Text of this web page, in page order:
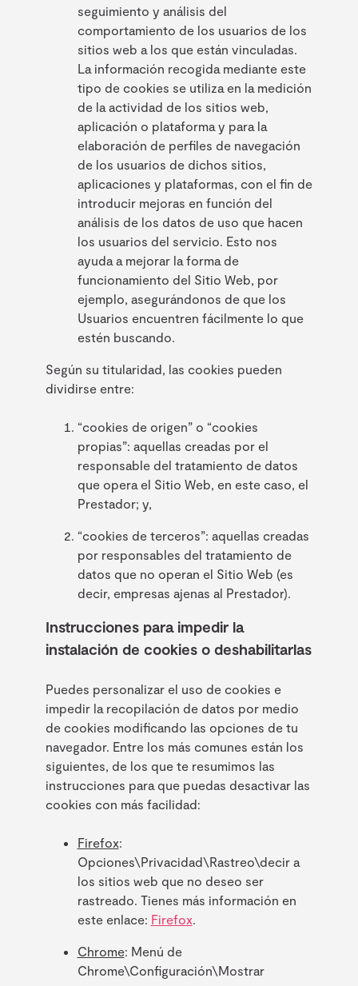
seguimiento y análisis del
comportamiento de los usuarios de los
sitios web a los que están vinculadas.
La información recogida mediante este
tipo de cookies se utiliza en la medición
de la actividad de los sitios web,
aplicación o plataforma y para la
elaboración de perfiles de navegación
de los usuarios de dichos sitios,
aplicaciones y plataformas, con el fin de
introducir mejoras en función del
análisis de los datos de uso que hacen
los usuarios del servicio. Esto nos
ayuda a mejorar la forma de
funcionamiento del Sitio Web, por
ejemplo, asegurándonos de que los
Usuarios encuentren fácilmente lo que
estén buscando.
Según su titularidad, las cookies pueden
dividirse entre:
“cookies de origen” o “cookies
propias”: aquellas creadas por el
responsable del tratamiento de datos
que opera el Sitio Web, en este caso, el
Prestador; y,
“cookies de terceros”: aquellas creadas
por responsables del tratamiento de
datos que no operan el Sitio Web (es
decir, empresas ajenas al Prestador).
Instrucciones para impedir la
instalación de cookies o deshabilitarlas
Puedes personalizar el uso de cookies e
impedir la recopilación de datos por medio
de cookies modificando las opciones de tu
navegador. Entre los más comunes están los
siguientes, de los que te resumimos las
instrucciones para que puedas desactivar las
cookies con más facilidad:
Firefox:
Opciones\Privacidad\Rastreo\decir a
los sitios web que no deseo ser
rastreado. Tienes más información en
este enlace: Firefox.
Chrome: Menú de
Chrome\Configuración\Mostrar